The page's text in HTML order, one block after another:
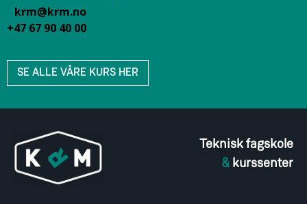
krm@krm.no
+47 67 90 40 00
SE ALLE VÅRE KURS HER
Teknisk fagskole
& kurssenter